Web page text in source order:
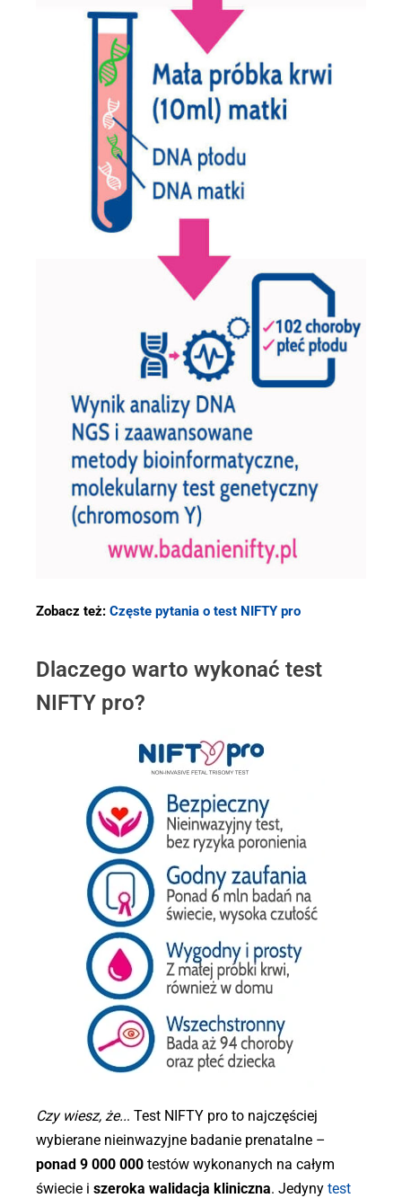
Zobacz też: Częste pytania o test NIFTY pro
Dlaczego warto wykonać test
NIFTY pro?
Czy wiesz, że... Test NIFTY pro to najczęściej
wybierane nieinwazyjne badanie prenatalne –
ponad 9 000 000 testów wykonanych na całym
świecie i szeroka walidacja kliniczna. Jedyny test